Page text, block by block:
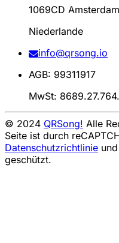
1069CD Amsterdam
Niederlande
info@qrsong.io
AGB: 99311917
MwSt:
© 2024 QRSong! Alle
Seite ist durch
Datenschutzrichtlinie und
geschützt.